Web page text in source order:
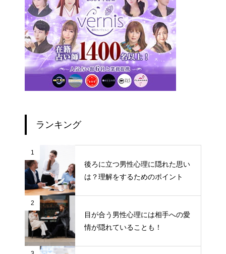
ランキング
1
後ろに立つ男性心理に隠れた思い
は？理解をするためのポイント
2
目が合う男性心理には相手への愛
情が隠れていることも！